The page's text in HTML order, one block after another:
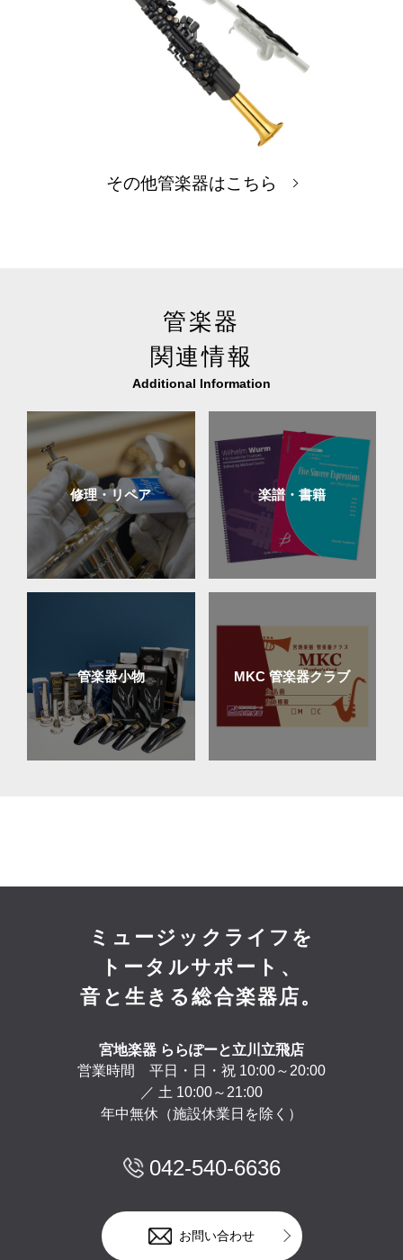
その他管楽器はこちら
管楽器
関連情報
Additional Information
修理・リペア 楽譜・書籍
管楽器小物 MKC 管楽器クラブ
ミュージックライフを
トータルサポート、
音と生きる総合楽器店。
宮地楽器 ららぽーと立川立飛店
営業時間 平日・日・祝 10:00～20:00
／ 土 10:00～21:00
年中無休（施設休業日を除く）
042-540-6636
お問い合わせ